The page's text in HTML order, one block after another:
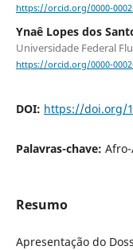
https://orcid.org/0000-
Ynaê Lopes dos
Universidade Federal
https://orcid.org/0000-
DOI: https://doi.org/
Palavras-chave:
Resumo
Apresentação do